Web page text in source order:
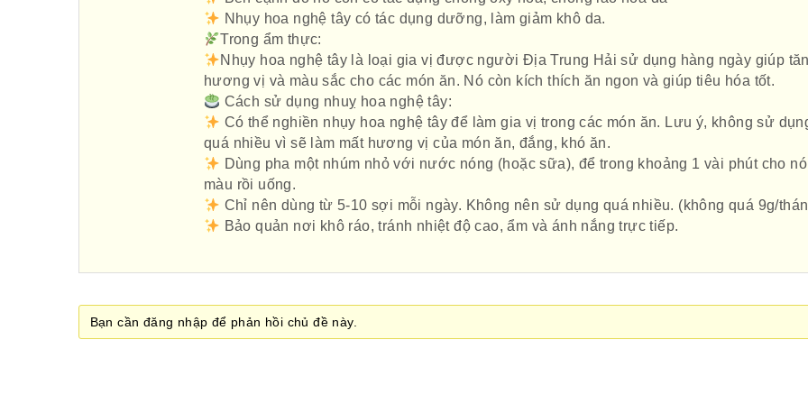
Nhụy hoa nghệ tây có tác dụng dưỡng, làm giảm khô da.
Trong ẩm thực:
Nhụy hoa nghệ tây là loại gia vị được người Địa Trung Hải sử dụng hàng ngày giúp
hương vị và màu sắc cho các món ăn. Nó còn kích thích ăn ngon và giúp tiêu hóa tốt.
Cách sử dụng nhuỵ hoa nghệ tây:
Có thể nghiền nhụy hoa nghệ tây để làm gia vị trong các món ăn. Lưu ý, không sử
quá nhiều vì sẽ làm mất hương vị của món ăn, đắng, khó ăn.
Dùng pha một nhúm nhỏ với nước nóng (hoặc sữa), để trong khoảng 1 vài phút cho
màu rồi uống.
Chỉ nên dùng từ 5-10 sợi mỗi ngày. Không nên sử dụng quá nhiều. (không quá 9g/
Bảo quản nơi khô ráo, tránh nhiệt độ cao, ẩm và ánh nắng trực tiếp.
Bạn cần đăng nhập để phản hồi chủ đề này.